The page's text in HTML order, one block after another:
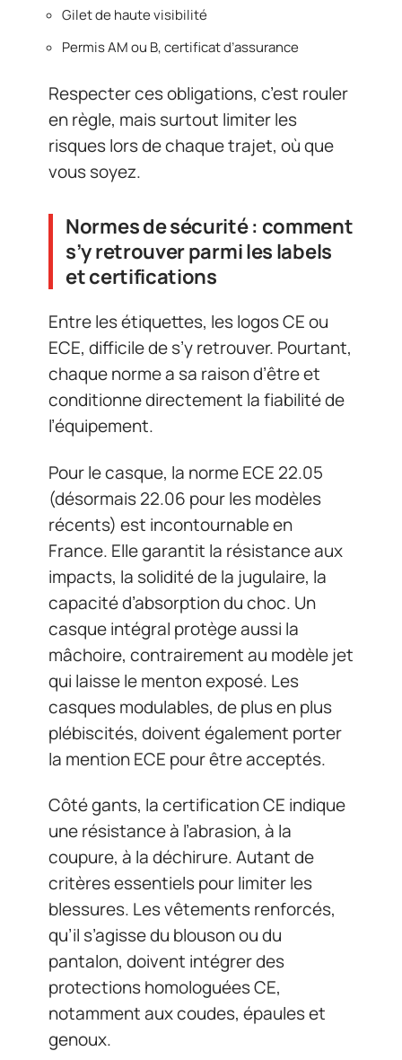
Gilet de haute visibilité
Permis AM ou B, certificat d’assurance
Respecter ces obligations, c’est rouler
en règle, mais surtout limiter les
risques lors de chaque trajet, où que
vous soyez.
Normes de sécurité : comment
s’y retrouver parmi les labels
et certifications
Entre les étiquettes, les logos CE ou
ECE, difficile de s’y retrouver. Pourtant,
chaque norme a sa raison d’être et
conditionne directement la fiabilité de
l’équipement.
Pour le casque, la norme ECE 22.05
(désormais 22.06 pour les modèles
récents) est incontournable en
France. Elle garantit la résistance aux
impacts, la solidité de la jugulaire, la
capacité d’absorption du choc. Un
casque intégral protège aussi la
mâchoire, contrairement au modèle jet
qui laisse le menton exposé. Les
casques modulables, de plus en plus
plébiscités, doivent également porter
la mention ECE pour être acceptés.
Côté gants, la certification CE indique
une résistance à l’abrasion, à la
coupure, à la déchirure. Autant de
critères essentiels pour limiter les
blessures. Les vêtements renforcés,
qu’il s’agisse du blouson ou du
pantalon, doivent intégrer des
protections homologuées CE,
notamment aux coudes, épaules et
genoux.